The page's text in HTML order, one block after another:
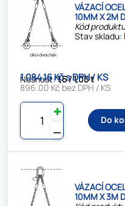
VÁZACÍ
10MM X 2M
Kód
Stav skladu:
Nosnost:1,5 / 1,05 t
1 084.16 Kč s DPH / KS
896.00 Kč bez DPH / KS
⚊
✚
Do
VÁZACÍ
10MM X 3M